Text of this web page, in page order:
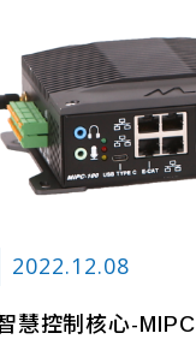
2022.12.08
慧控制核心-MIPC